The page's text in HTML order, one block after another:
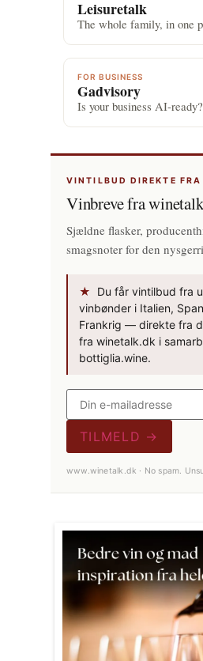
Leisuretalk
The whole family, in one
FOR BUSINESS
Gadvisory
Is your business AI-
VINTILBUD DIREKTE FRA
Vinbreve fra
Sjældne flasker,
smagsnoter for den
★
Du får vintilbud fra
vinbønder i Italien,
Frankrig — direkte fra
fra winetalk.dk i
bottiglia.wine.
TILMELD →
www.winetalk.dk · No spam.